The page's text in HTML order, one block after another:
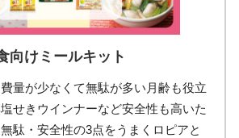
向けミールキット
量が少なくて無駄が多い月齢も役立
せきウインナーなど安全性も高いた
駄・安全性の3点をうまくロピアと